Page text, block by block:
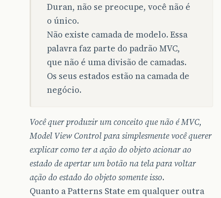
Duran, não se preocupe, você não é
o único.
Não existe camada de modelo. Essa
palavra faz parte do padrão MVC,
que não é uma divisão de camadas.
Os seus estados estão na camada de
negócio.
Você quer produzir um conceito que não é MVC,
Model View Control para simplesmente você querer
explicar como ter a ação do objeto acionar ao
estado de apertar um botão na tela para voltar
ação do estado do objeto somente isso.
Quanto a Patterns State em qualquer outra